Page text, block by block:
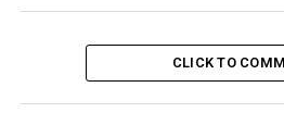
CLICK TO